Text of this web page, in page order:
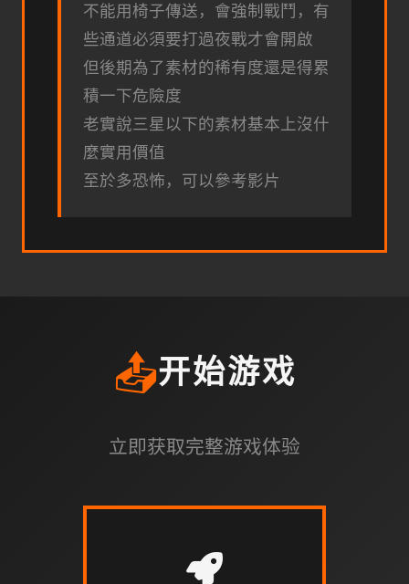
不能用椅子傳送，會強制戰鬥，有
些通道必須要打過夜戰才會開啟
但後期為了素材的稀有度還是得累
積一下危險度
老實說三星以下的素材基本上沒什
麼實用價值
至於多恐怖，可以參考影片
📤开始游戏
立即获取完整游戏体验